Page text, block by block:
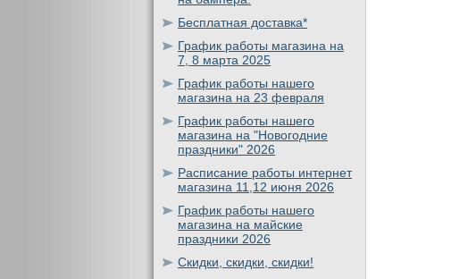
Бесплатная доставка*
График работы магазина на
7, 8 марта 2025
График работы нашего
магазина на 23 февраля
График работы нашего
магазина на "Новогодние
праздники" 2026
Расписание работы интернет
магазина 11,12 июня 2026
График работы нашего
магазина на майские
праздники 2026
Скидки, скидки, скидки!